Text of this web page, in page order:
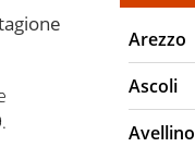
Arezzo
Ascoli
Avellino